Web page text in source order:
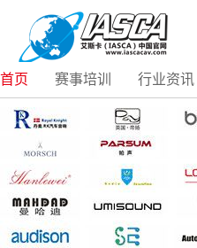
首页 赛事培训 行业资讯